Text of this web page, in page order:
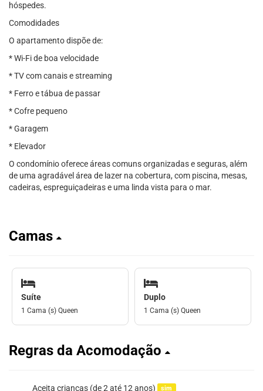
hóspedes.
Comodidades
O apartamento dispõe de:
* Wi-Fi de boa velocidade
* TV com canais e streaming
* Ferro e tábua de passar
* Cofre pequeno
* Garagem
* Elevador
O condomínio oferece áreas comuns organizadas e seguras, além
de uma agradável área de lazer na cobertura, com piscina, mesas,
cadeiras, espreguiçadeiras e uma linda vista para o mar.
Camas
Suíte
1 Cama (s) Queen
Duplo
1 Cama (s) Queen
Regras da Acomodação
Aceita crianças (de 2 até 12 anos) sim